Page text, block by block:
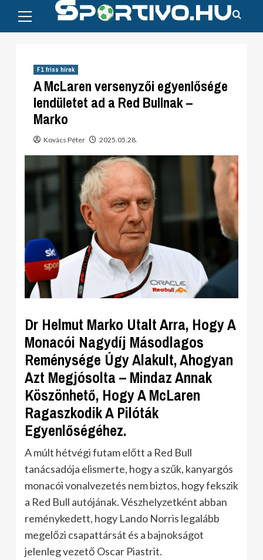
content
Menu
F1 friss hírek
A McLaren versenyzői egyenlősége
lendületet ad a Red Bullnak –
Marko
Kovács Péter 2025.05.28.
Dr Helmut Marko Utalt Arra, Hogy A
Monacói Nagydíj Másodlagos
Reménysége Úgy Alakult, Ahogyan
Azt Megjósolta – Mindaz Annak
Köszönhető, Hogy A McLaren
Ragaszkodik A Pilóták
Egyenlőségéhez.
A múlt hétvégi futam előtt a Red Bull
tanácsadója elismerte, hogy a szűk, kanyargós
monacói vonalvezetés nem biztos, hogy fekszik
a Red Bull autójának. Vészhelyzetként abban
reménykedett, hogy Lando Norris legalább
megelőzi csapattársát és a bajnokságot
jelenleg vezető Oscar Piastrit.